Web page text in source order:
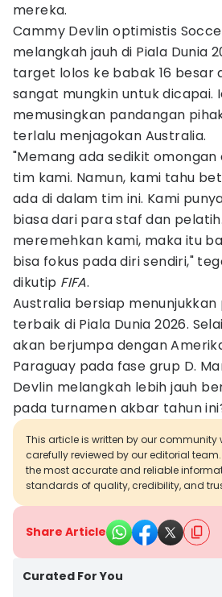
mereka.
Cammy Devlin optimistis
melangkah jauh di Piala Dunia
target lolos ke babak 16 besar
sangat mungkin untuk dicapai.
memusingkan pandangan
terlalu menjagokan Australia.
"Memang ada sedikit
tim kami. Namun, kami tahu
ada di dalam tim ini. Kami
biasa dari para staf dan
meremehkan kami, maka itu
bisa fokus pada diri sendiri,"
dikutip FIFA.
Australia bersiap
terbaik di Piala Dunia 2026.
akan berjumpa dengan
Paraguay pada fase grup D.
Devlin melangkah lebih jauh
pada turnamen akbar tahun
This article is written by our community
carefully reviewed by our editorial
the most accurate and reliable
standards of quality, credibility, and
Share Article
Curated For You